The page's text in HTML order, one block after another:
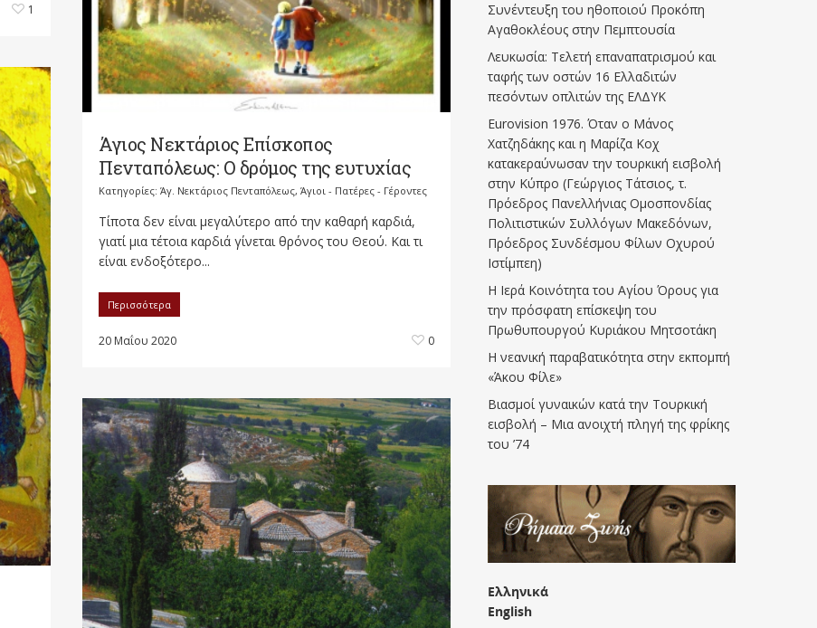
1
Άγιος Νεκτάριος Επίσκοπος
Πενταπόλεως: Ο δρόμος της ευτυχίας
Κατηγορίες: Άγ. Νεκτάριος Πενταπόλεως, Άγιοι - Πατέρες - Γέροντες
Τίποτα δεν είναι μεγαλύτερο από την καθαρή καρδιά,
γιατί μια τέτοια καρδιά γίνεται θρόνος του Θεού. Και τι
είναι ενδοξότερο...
Περισσότερα
20 Μαΐου 2020 0
Συνέντευξη του ηθοποιού Προκόπη
Αγαθοκλέους στην Πεμπτουσία
Λευκωσία: Τελετή επαναπατρισμού και
ταφής των οστών 16 Ελλαδιτών
πεσόντων οπλιτών της ΕΛΔΥΚ
Eurovision 1976. Όταν ο Μάνος
Χατζηδάκης και η Μαρίζα Κοχ
κατακεραύνωσαν την τουρκική εισβολή
στην Κύπρο (Γεώργιος Τάτσιος, τ.
Πρόεδρος Πανελλήνιας Ομοσπονδίας
Πολιτιστικών Συλλόγων Μακεδόνων,
Πρόεδρος Συνδέσμου Φίλων Οχυρού
Ιστίμπεη)
Η Ιερά Κοινότητα του Αγίου Όρους για
την πρόσφατη επίσκεψη του
Πρωθυπουργού Κυριάκου Μητσοτάκη
Η νεανική παραβατικότητα στην εκπομπή
«Άκου Φίλε»
Βιασμοί γυναικών κατά την Τουρκική
εισβολή – Μια ανοιχτή πληγή της φρίκης
του ’74
Ελληνικά
English